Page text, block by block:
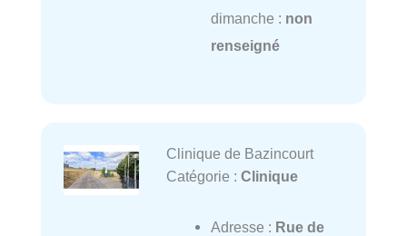
dimanche : non
renseigné
Clinique de Bazincourt
Catégorie : Clinique
Adresse : Rue de